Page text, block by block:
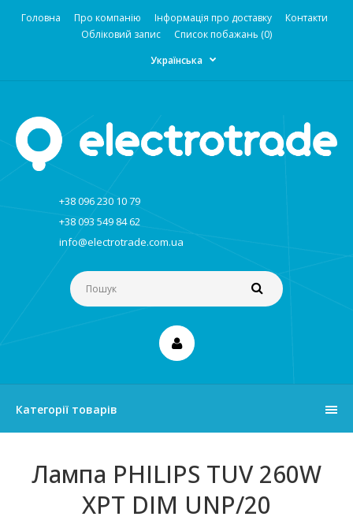
Головна Про компанію Інформація про доставку
Контакти
Обліковий запис
Список побажань (0)
Українська
+38 096 230 10 79
+38 093 549 84 62
info@electrotrade.com.ua
Категорії товарів
Лампа PHILIPS TUV 260W
XPT DIM UNP/20